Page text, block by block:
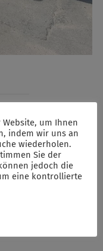
e.V.
um Ihnen
indem wir uns an
wiederholen.
Sie der
jedoch die
eine kontrollierte